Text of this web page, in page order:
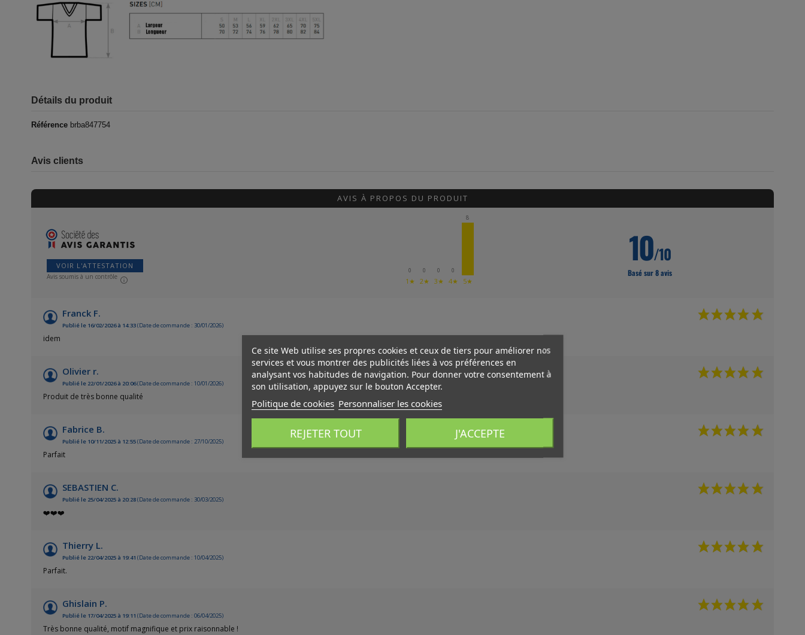
Détails du produit
Référence brba847754
Avis clients
AVIS À PROPOS DU PRODUIT
VOIR L'ATTESTATION
Avis soumis à un contrôle
0
1★
0
2★
0
3★
0
4★
8
5★
10/10
Basé sur 8 avis
Franck F.
Publié le 16/02/2026 à 14:33(Date de commande : 30/01/2026)
idem
Olivier r.
Publié le 22/01/2026 à 20:06(Date de commande : 10/01/2026)
Produit de très bonne qualité
Fabrice B.
Publié le 10/11/2025 à 12:55(Date de commande : 27/10/2025)
Parfait
SEBASTIEN C.
Publié le 25/04/2025 à 20:28(Date de commande : 30/03/2025)
❤️❤️❤️
Thierry L.
Publié le 22/04/2025 à 19:41 (Date de commande : 10/04/2025)
Parfait.
Ghislain P.
Publié le 17/04/2025 à 19:11 (Date de commande : 06/04/2025)
Très bonne qualité, motif magnifique et prix raisonnable !
Ce site Web utilise ses propres cookies et ceux de tiers pour améliorer nos
services et vous montrer des publicités liées à vos préférences en
analysant vos habitudes de navigation. Pour donner votre consentement à
son utilisation, appuyez sur le bouton Accepter.
Politique de cookies Personnaliser les cookies
REJETER TOUT J'ACCEPTE